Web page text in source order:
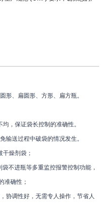
形、扁圆形、方形、扁方瓶。
，保证袋长控制的准确性。
输送过程中破袋的情况发生。
燥剂袋；
不进瓶等多重监控报警控制功能，
准确性；
协调性好，无需专人操作，节省人